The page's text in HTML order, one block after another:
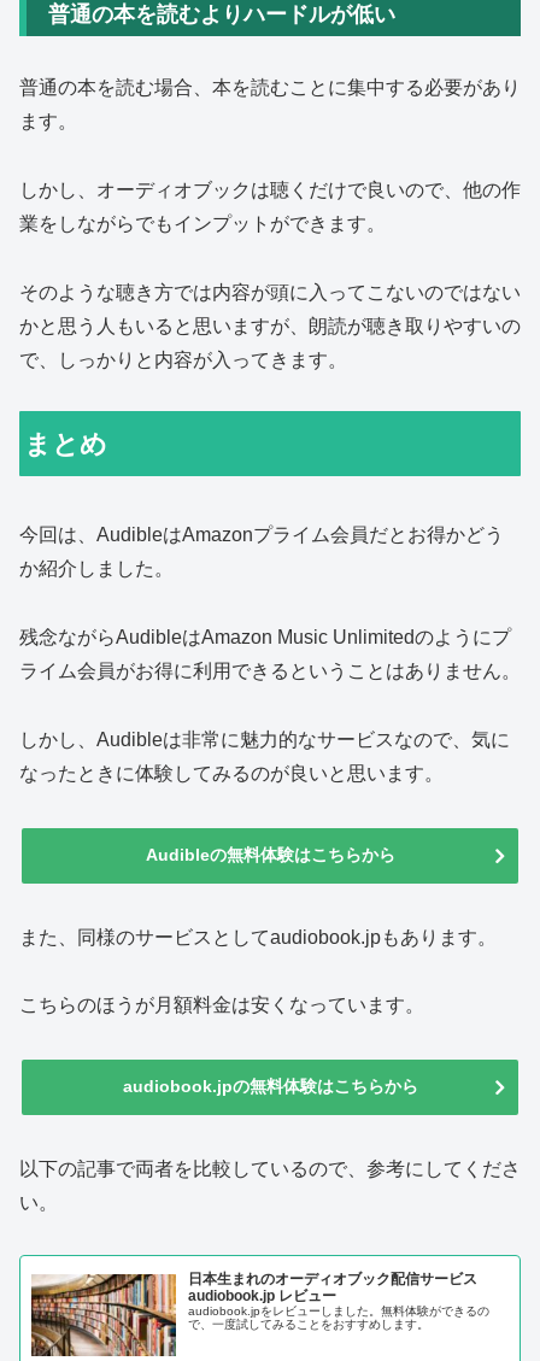
普通の本を読むよりハードルが低い
普通の本を読む場合、本を読むことに集中する必要があり
ます。
しかし、オーディオブックは聴くだけで良いので、他の作
業をしながらでもインプットができます。
そのような聴き方では内容が頭に入ってこないのではない
かと思う人もいると思いますが、朗読が聴き取りやすいの
で、しっかりと内容が入ってきます。
まとめ
今回は、AudibleはAmazonプライム会員だとお得かどう
か紹介しました。
残念ながらAudibleはAmazon Music Unlimitedのようにプ
ライム会員がお得に利用できるということはありません。
しかし、Audibleは非常に魅力的なサービスなので、気に
なったときに体験してみるのが良いと思います。
Audibleの無料体験はこちらから
また、同様のサービスとしてaudiobook.jpもあります。
こちらのほうが月額料金は安くなっています。
audiobook.jpの無料体験はこちらから
以下の記事で両者を比較しているので、参考にしてくださ
い。
日本生まれのオーディオブック配信サービス
audiobook.jp レビュー
audiobook.jpをレビューしました。無料体験ができるの
で、一度試してみることをおすすめします。